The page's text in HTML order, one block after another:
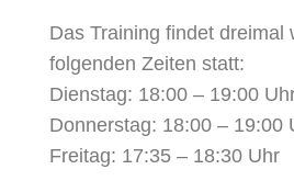
Das Training findet dreimal
folgenden Zeiten statt:
Dienstag: 18:00 – 19:00
Donnerstag: 18:00 – 19:00
Freitag: 17:35 – 18:30 Uhr